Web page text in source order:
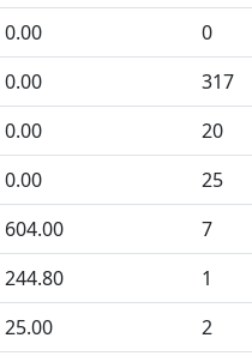
0.00
0
0.00
317
0.00
20
0.00
25
604.00
7
244.80
1
25.00
2